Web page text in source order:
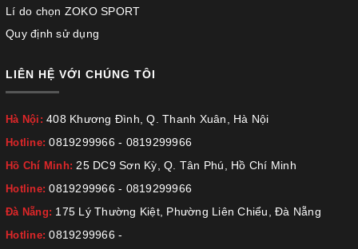
Lí do chọn ZOKO SPORT
Quy định sử dụng
LIÊN HỆ VỚI CHÚNG TÔI
Hà Nội: 408 Khương Đình, Q. Thanh Xuân, Hà Nội
Hotline:0819299966 - 0819299966
Hồ Chí Minh: 25 DC9 Sơn Kỳ, Q. Tân Phú, Hồ Chí Minh
Hotline:0819299966 - 0819299966
Đà Nẵng: 175 Lý Thường Kiệt, Phường Liên Chiểu, Đà Nẵng
Hotline:0819299966 -